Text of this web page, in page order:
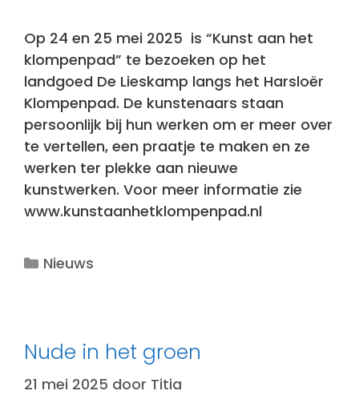
Op 24 en 25 mei 2025 is “Kunst aan het
klompenpad” te bezoeken op het
landgoed De Lieskamp langs het Harsloër
Klompenpad. De kunstenaars staan
persoonlijk bij hun werken om er meer over
te vertellen, een praatje te maken en ze
werken ter plekke aan nieuwe
kunstwerken. Voor meer informatie zie
www.kunstaanhetklompenpad.nl
Categorieën
Nieuws
Nude in het groen
21 mei 2025 door Titia